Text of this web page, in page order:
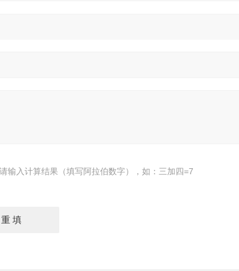
请输入计算结果（填写阿拉伯数字），如：三加四=7